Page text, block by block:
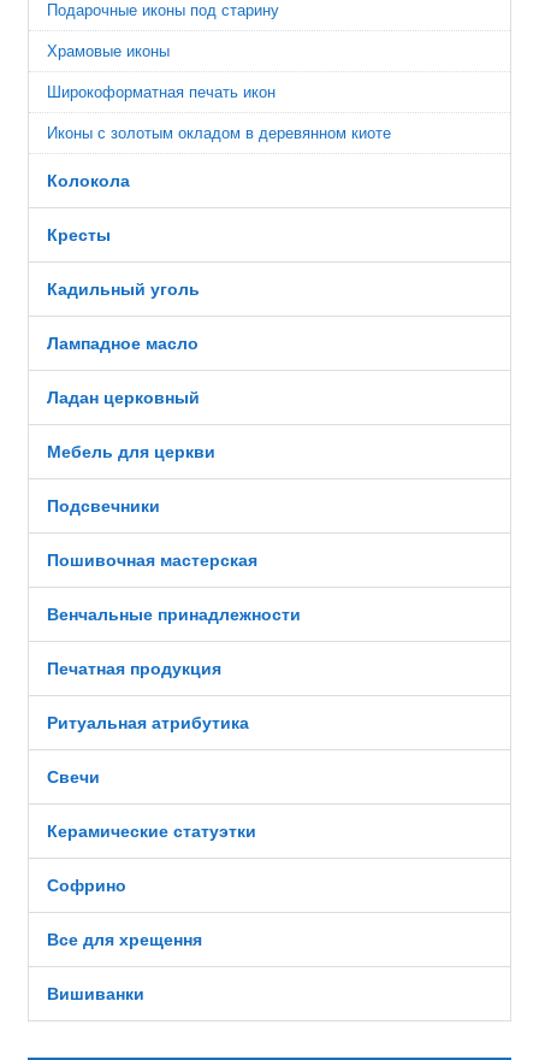
Подарочные иконы под старину
Храмовые иконы
Широкоформатная печать икон
Иконы с золотым окладом в деревянном киоте
Колокола
Кресты
Кадильный уголь
Лампадное масло
Ладан церковный
Мебель для церкви
Подсвечники
Пошивочная мастерская
Венчальные принадлежности
Печатная продукция
Ритуальная атрибутика
Свечи
Керамические статуэтки
Софрино
Все для хрещення
Вишиванки